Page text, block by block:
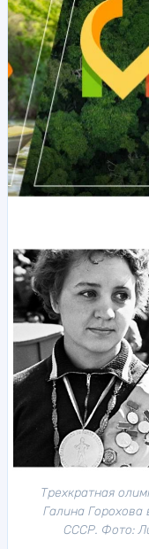
Трехкратная
Галина Горохова
СССР. Фото: